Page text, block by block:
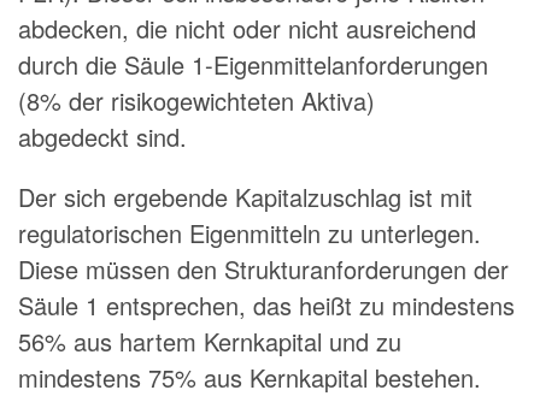
abdecken, die nicht oder nicht ausreichend
durch die Säule 1-Eigenmittelanforderungen
(8% der risikogewichteten Aktiva)
abgedeckt sind.
Der sich ergebende Kapitalzuschlag ist mit
regulatorischen Eigenmitteln zu unterlegen.
Diese müssen den Strukturanforderungen der
Säule 1 entsprechen, das heißt zu mindestens
56% aus hartem Kernkapital und zu
mindestens 75% aus Kernkapital bestehen.